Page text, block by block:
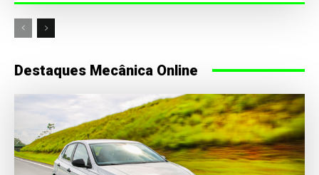
Destaques Mecânica Online